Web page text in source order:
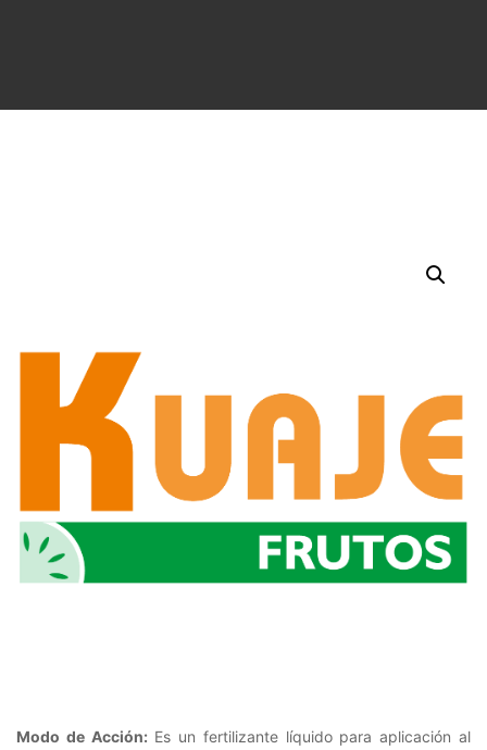
Modo de Acción:Es un fertilizante líquido para aplicación al